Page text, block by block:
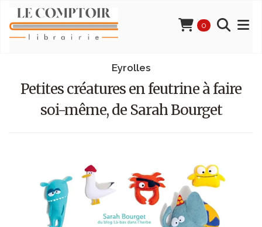
0
Eyrolles
Petites créatures en feutrine à faire
soi-même, de Sarah Bourget